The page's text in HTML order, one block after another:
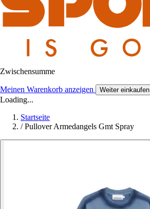
Zwischensumme
Meinen Warenkorb anzeigen Weiter einkaufen
Loading...
Startseite
/ Pullover Armedangels Gmt Spray